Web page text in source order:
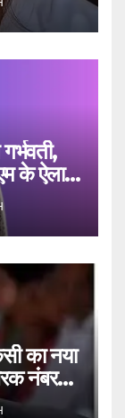
के ऐलान
का नया
नंबर